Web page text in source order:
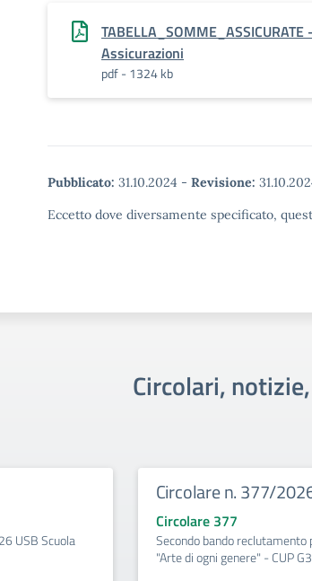
Assicurazioni
pdf - 1324 kb
Pubblicato: 31.10.2024 - Revisione:
Eccetto dove diversamente specificato,
Circolari,
USB Scuola
Circolare n. 377/
Circolare 377
Secondo bando reclutamento
"Arte di ogni genere" - CUP